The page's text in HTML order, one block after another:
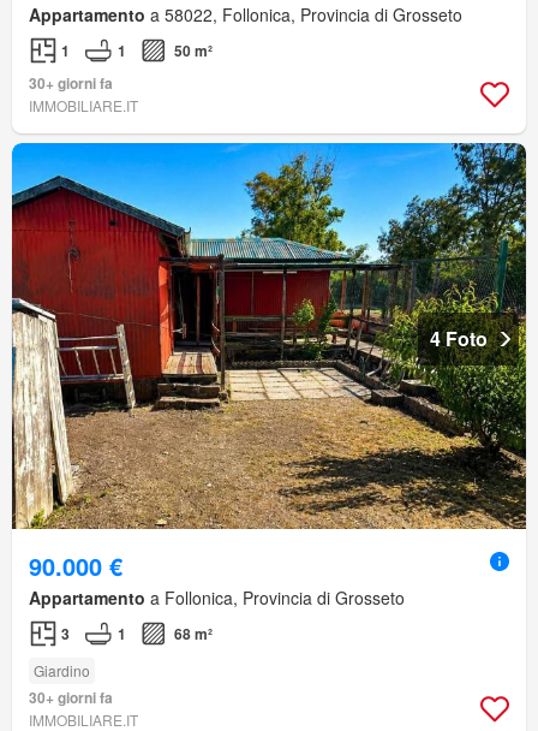
Appartamento a 58022, Follonica, Provincia di Grosseto
1 1
50 m²
30+ giorni fa
IMMOBILIARE.IT
4 Foto
90.000 €
Appartamento a Follonica, Provincia di Grosseto
3 1 68 m²
Giardino
30+ giorni fa
IMMOBILIARE.IT